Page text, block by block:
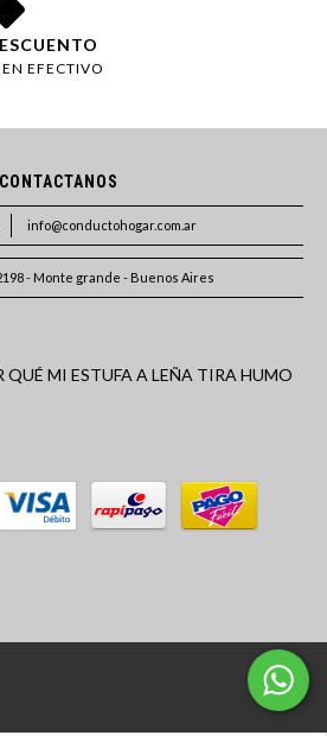
EFECTIVO
CONTACTANOS
info@conductohogar.com.ar
- Monte grande - Buenos Aires
QUÉ MI ESTUFA A LEÑA TIRA HUMO